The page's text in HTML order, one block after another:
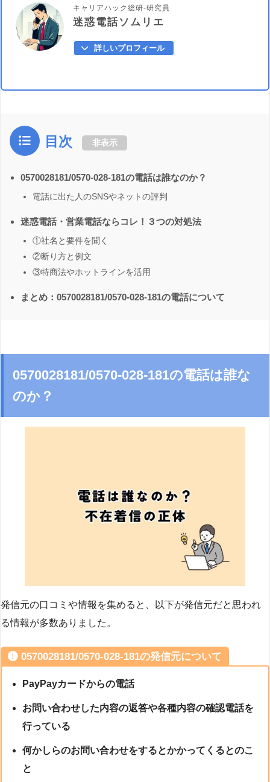
キャリアハック総研-研究員
迷惑電話ソムリエ
詳しいプロフィール
目次 非表示
0570028181/0570-028-181の電話は誰なのか？
電話に出た人のSNSやネットの評判
迷惑電話・営業電話ならコレ！３つの対処法
①社名と要件を聞く
②断り方と例文
③特商法やホットラインを活用
まとめ：0570028181/0570-028-181の電話について
0570028181/0570-028-181の電話は誰な
のか？
発信元の口コミや情報を集めると、以下が発信元だと思われ
る情報が多数ありました。
0570028181/0570-028-181の発信元について
PayPayカードからの電話
お問い合わせした内容の返答や各種内容の確認電話を
行っている
何かしらのお問い合わせをするとかかってくるとのこ
と